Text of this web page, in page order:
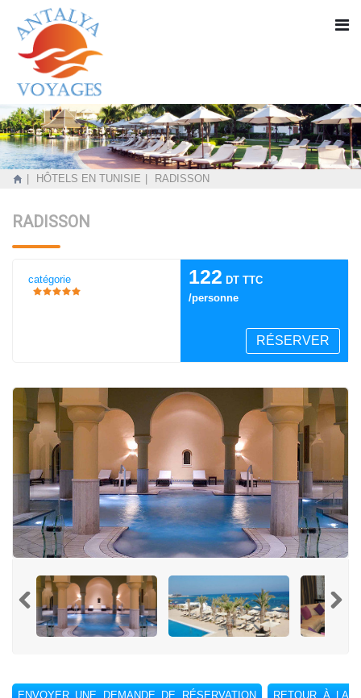
HÔTELS EN TUNISIE RADISSON
RADISSON
catégorie 122 DT TTC
/personne
RÉSERVER
ENVOYER UNE DEMANDE DE RÉSERVATION
RETOUR À LA